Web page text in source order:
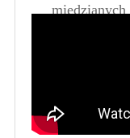
miedzianych